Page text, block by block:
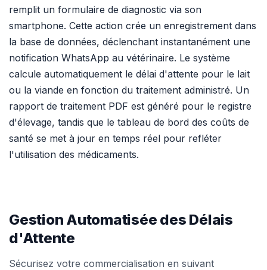
remplit un formulaire de diagnostic via son
smartphone. Cette action crée un enregistrement dans
la base de données, déclenchant instantanément une
notification WhatsApp au vétérinaire. Le système
calcule automatiquement le délai d'attente pour le lait
ou la viande en fonction du traitement administré. Un
rapport de traitement PDF est généré pour le registre
d'élevage, tandis que le tableau de bord des coûts de
santé se met à jour en temps réel pour refléter
l'utilisation des médicaments.
Gestion Automatisée des Délais
d'Attente
Sécurisez votre commercialisation en suivant